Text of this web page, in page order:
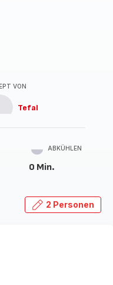
VON
Tefal
ABKÜHLEN
0 Min.
2 Personen